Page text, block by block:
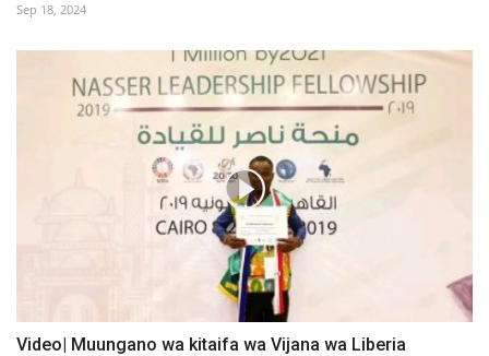
Sep 18, 2024
Video| Muungano wa kitaifa wa Vijana wa Liberia